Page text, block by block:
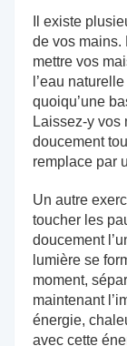
Il existe
de vos mains.
mettre vos
l’eau
quoiqu’une
Laissez-y
doucement
remplace par
Un autre
toucher les
doucement
lumière se
moment,
maintenant
énergie,
avec cette